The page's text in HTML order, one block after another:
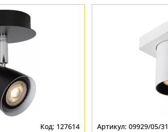
127614 09929/05/31